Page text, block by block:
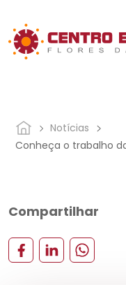
Notícias
Conheça o trabalho
Compartilhar